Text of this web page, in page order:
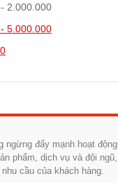
2.000.000
5.000.000
ngừng đẩy mạnh hoạt động
phẩm, dịch vụ và đội ngũ,
cầu của khách hàng.